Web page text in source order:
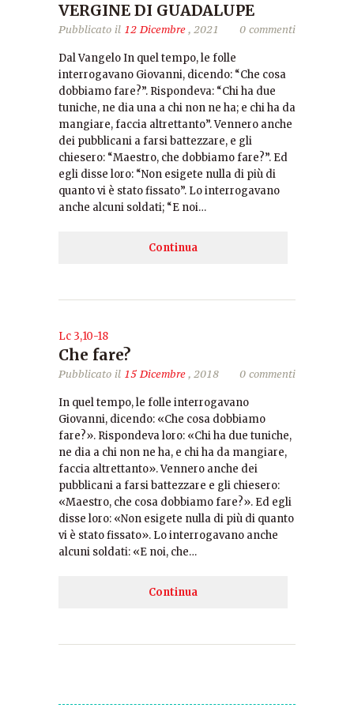
VERGINE DI GUADALUPE
Pubblicato il 12 Dicembre, 2021 0 commenti
Dal Vangelo In quel tempo, le folle
interrogavano Giovanni, dicendo: “Che cosa
dobbiamo fare?”. Rispondeva: “Chi ha due
tuniche, ne dia una a chi non ne ha; e chi ha da
mangiare, faccia altrettanto”. Vennero anche
dei pubblicani a farsi battezzare, e gli
chiesero: “Maestro, che dobbiamo fare?”. Ed
egli disse loro: “Non esigete nulla di più di
quanto vi è stato fissato”. Lo interrogavano
anche alcuni soldati; “E noi…
Continua
Lc 3,10-18
Che fare?
Pubblicato il 15 Dicembre, 2018 0 commenti
In quel tempo, le folle interrogavano
Giovanni, dicendo: «Che cosa dobbiamo
fare?». Rispondeva loro: «Chi ha due tuniche,
ne dia a chi non ne ha, e chi ha da mangiare,
faccia altrettanto». Vennero anche dei
pubblicani a farsi battezzare e gli chiesero:
«Maestro, che cosa dobbiamo fare?». Ed egli
disse loro: «Non esigete nulla di più di quanto
vi è stato fissato». Lo interrogavano anche
alcuni soldati: «E noi, che…
Continua